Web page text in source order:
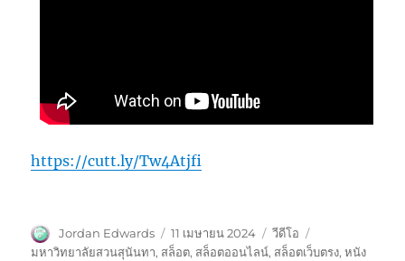
https://cutt.ly/Tw4Atjfi
ผู้
เขียน
Jordan Edwards
เขียน
เมื่อ
11 เมษายน 2024
รูป
แบบ
วีดีโอ
หมู่
มหาวิทยาลัยสวนสุนันทา, สล็อต, สล็อตออนไลน์, สล็อตเว็บตรง,หนัง